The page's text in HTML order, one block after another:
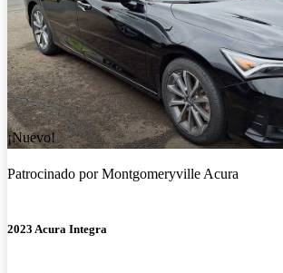
¡Nuevo!
Patrocinado porMontgomeryville Acura
2023 Acura Integra